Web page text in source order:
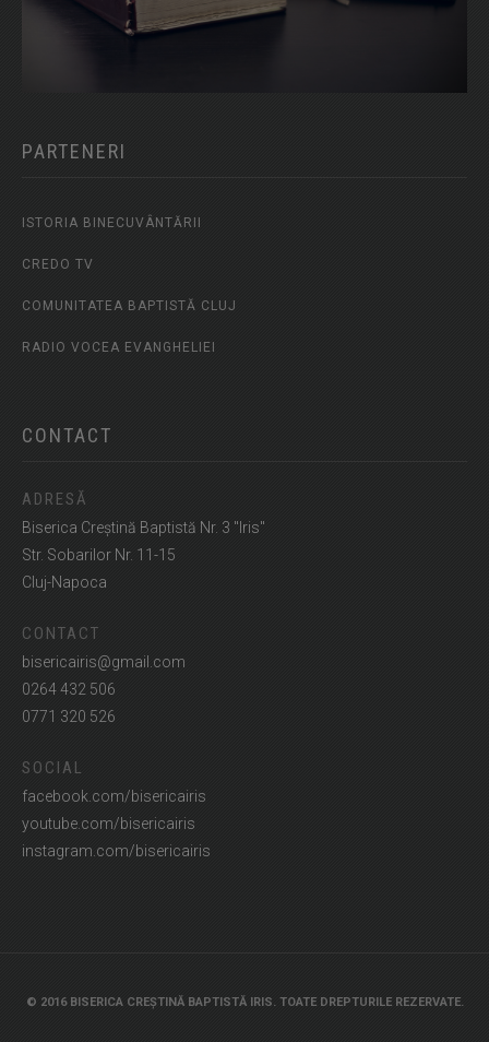
PARTENERI
ISTORIA BINECUVÂNTĂRII
CREDO TV
COMUNITATEA BAPTISTĂ CLUJ
RADIO VOCEA EVANGHELIEI
CONTACT
ADRESĂ
Biserica Creștină Baptistă Nr. 3 "Iris"
Str. Sobarilor Nr. 11-15
Cluj-Napoca
CONTACT
bisericairis@gmail.com
0264 432 506
0771 320 526
SOCIAL
facebook.com/bisericairis
youtube.com/bisericairis
instagram.com/bisericairis
© 2016 BISERICA CREȘTINĂ BAPTISTĂ IRIS. TOATE DREPTURILE REZERVATE.